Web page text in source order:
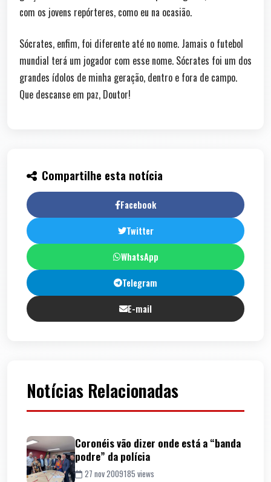
com os jovens repórteres, como eu na ocasião.
Sócrates, enfim, foi diferente até no nome. Jamais o futebol
mundial terá um jogador com esse nome. Sócrates foi um dos
grandes ídolos de minha geração, dentro e fora de campo.
Que descanse em paz, Doutor!
Compartilhe esta notícia
Facebook
Twitter
WhatsApp
Telegram
E-mail
Notícias Relacionadas
Coronéis vão dizer onde está a “banda
podre” da polícia
27 nov 2009185 views